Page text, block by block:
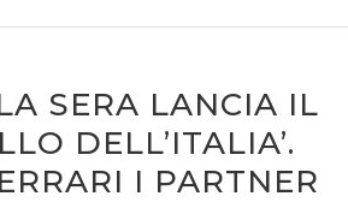
SERA LANCIA IL
DELL’ITALIA’.
I PARTNER